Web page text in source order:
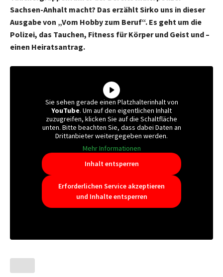
Sachsen-Anhalt macht? Das erzählt Sirko uns in dieser
Ausgabe von „Vom Hobby zum Beruf“. Es geht um die
Polizei, das Tauchen, Fitness für Körper und Geist und –
einen Heiratsantrag.
Sie sehen gerade einen Platzhalterinhalt von
YouTube. Um auf den eigentlichen Inhalt
zuzugreifen, klicken Sie auf die Schaltfläche
unten. Bitte beachten Sie, dass dabei Daten an
Drittanbieter weitergegeben werden.
Mehr Informationen
Inhalt entsperren
Erforderlichen Service akzeptieren
und Inhalte entsperren